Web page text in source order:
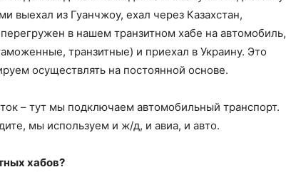
выехал из Гуанчжоу, ехал через Казахстан,
в нашем транзитном хабе на автомобиль,
транзитные) и приехал в Украину. Это
осуществлять на постоянной основе.
– тут мы подключаем автомобильный транспорт.
мы используем и ж/д, и авиа, и авто.
хабов?